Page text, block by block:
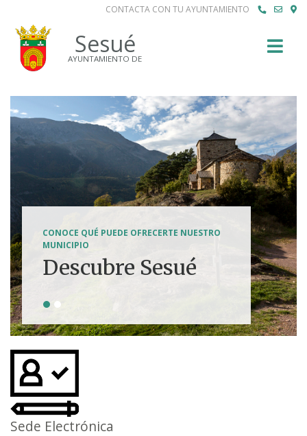
CONTACTA CON TU AYUNTAMIENTO
Sesué
AYUNTAMIENTO DE
CONOCE QUÉ PUEDE OFRECERTE NUESTRO
MUNICIPIO
Descubre Sesué
Tierra de
aventuras
Sede Electrónica